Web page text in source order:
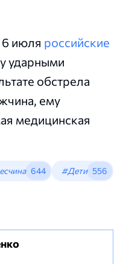
6 июля российские
ударными
обстрела
ему
медицинская
644 #Дети 556